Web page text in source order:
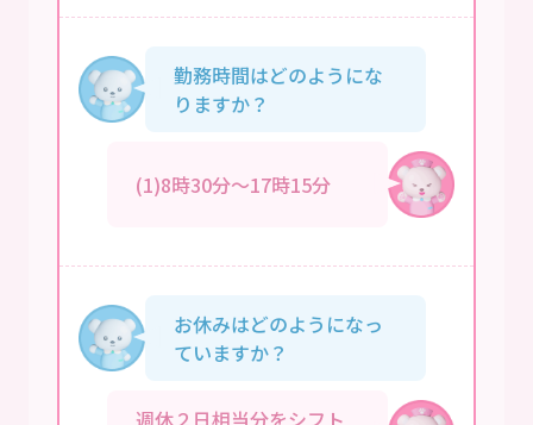
勤務時間はどのようにな
りますか？
(1)8時30分～17時15分
お休みはどのようになっ
ていますか？
週休２日相当分をシフト